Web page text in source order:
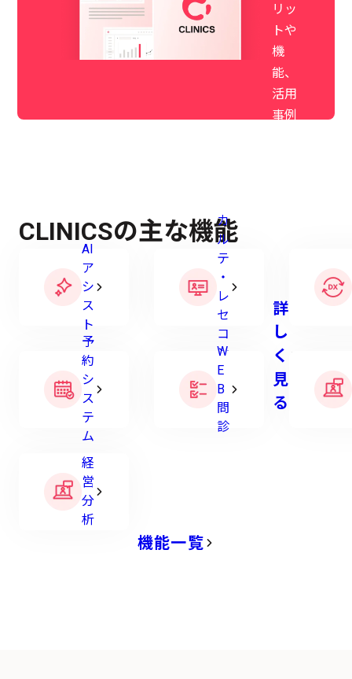
リッ
トや
機
能、
活用
事例
詳
し
く
見
る
CLINICSの主な機能
AI
ア
シ
ス
ト
カ
ル
テ
・
レ
セ
コ
ン
予
約
シ
ス
テ
ム
W
E
B
問
診
経
営
分
析
機能一覧